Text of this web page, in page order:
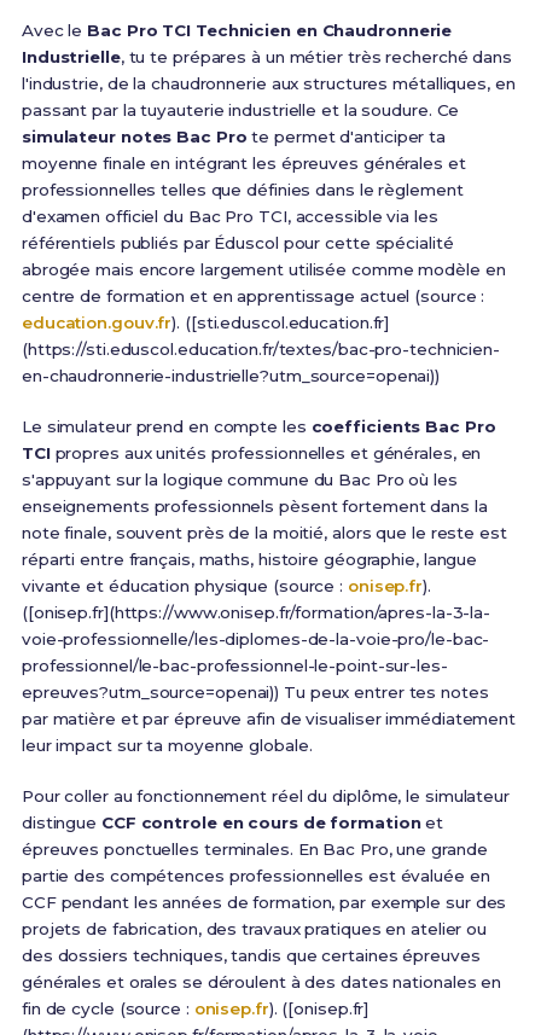
Avec le Bac Pro TCI Technicien en Chaudronnerie
Industrielle, tu te prépares à un métier très recherché dans
l'industrie, de la chaudronnerie aux structures métalliques, en
passant par la tuyauterie industrielle et la soudure. Ce
simulateur notes Bac Pro te permet d'anticiper ta
moyenne finale en intégrant les épreuves générales et
professionnelles telles que définies dans le règlement
d'examen officiel du Bac Pro TCI, accessible via les
référentiels publiés par Éduscol pour cette spécialité
abrogée mais encore largement utilisée comme modèle en
centre de formation et en apprentissage actuel (source :
education.gouv.fr). ([sti.eduscol.education.fr]
(https://sti.eduscol.education.fr/textes/bac-pro-technicien-
en-chaudronnerie-industrielle?utm_source=openai))
Le simulateur prend en compte les coefficients Bac Pro
TCIpropres aux unités professionnelles et générales, en
s'appuyant sur la logique commune du Bac Pro où les
enseignements professionnels pèsent fortement dans la
note finale, souvent près de la moitié, alors que le reste est
réparti entre français, maths, histoire géographie, langue
vivante et éducation physique (source : onisep.fr).
([onisep.fr](https://www.onisep.fr/formation/apres-la-3-la-
voie-professionnelle/les-diplomes-de-la-voie-pro/le-bac-
professionnel/le-bac-professionnel-le-point-sur-les-
epreuves?utm_source=openai)) Tu peux entrer tes notes
par matière et par épreuve afin de visualiser immédiatement
leur impact sur ta moyenne globale.
Pour coller au fonctionnement réel du diplôme, le simulateur
distingue CCF controle en cours de formationet
épreuves ponctuelles terminales. En Bac Pro, une grande
partie des compétences professionnelles est évaluée en
CCF pendant les années de formation, par exemple sur des
projets de fabrication, des travaux pratiques en atelier ou
des dossiers techniques, tandis que certaines épreuves
générales et orales se déroulent à des dates nationales en
fin de cycle (source : onisep.fr). ([onisep.fr]